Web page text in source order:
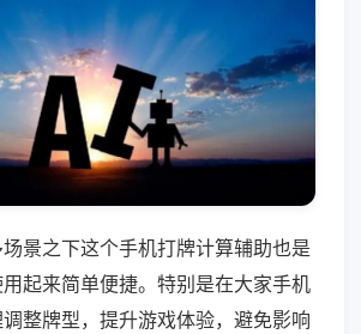
景之下这个手机打牌计算辅助也是
起来简单便捷。特别是在大家手机
整牌型，提升游戏体验，避免影响